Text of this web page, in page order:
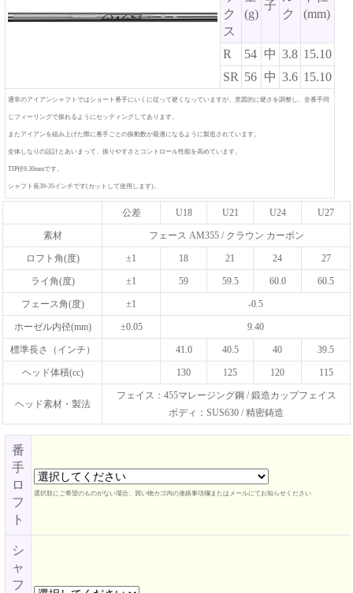
ク
ス
(g)
子
ク
(mm)
R 54 中 3.8 15.10
SR 56 中 3.6 15.10
通常のアイアンシャフトではショート番手にいくに従って硬くなっていますが、意図的に硬さを調整し、全番手同
じフィーリングで振れるようにセッティングしてあります。
またアイアンを組み上げた際に番手ごとの振動数が最適になるように製造されています。
全体しなりの設計とあいまって、振りやすさとコントロール性能を高めています。
TIP径9.30mmです。
シャフト長39-35インチです(カットして使用します)。
公差 U18 U21 U24 U27
素材 フェース AM355 / クラウン カーボン
ロフト角(度) ±1 18 21 24 27
ライ角(度) ±1 59 59.5 60.0 60.5
フェース角(度) ±1 -0.5
ホーゼル内径(mm) ±0.05 9.40
標準長さ（インチ） 41.0 40.5 40 39.5
ヘッド体積(cc) 130 125 120 115
ヘッド素材・製法
フェイス：455マレージング鋼 / 鍛造カップフェイス
ボディ：SUS630 / 精密鋳造
番
手
ロ
フ
ト
選択肢にご希望のものがない場合、買い物カゴ内の連絡事項欄またはメールにてお知らせください
シ
ャ
フ